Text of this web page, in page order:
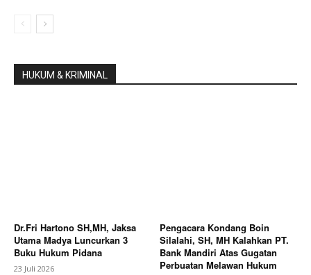
HUKUM & KRIMINAL
Dr.Fri Hartono SH,MH, Jaksa
Utama Madya Luncurkan 3
Buku Hukum Pidana
23 Juli 2026
Pengacara Kondang Boin
Silalahi, SH, MH Kalahkan PT.
Bank Mandiri Atas Gugatan
Perbuatan Melawan Hukum